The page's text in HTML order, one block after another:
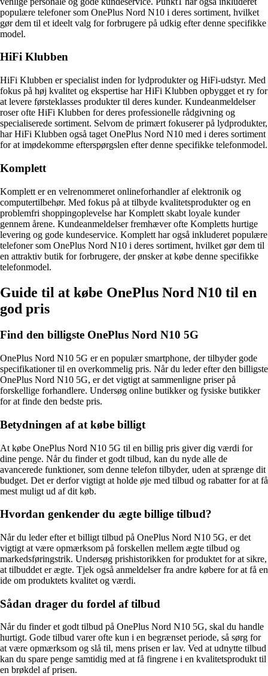
populære telefoner som OnePlus Nord N10 i deres sortiment, hvilket
gør dem til et ideelt valg for forbrugere på udkig efter denne specifikke
model.
HiFi Klubben
HiFi Klubben er specialist inden for lydprodukter og HiFi-udstyr. Med
fokus på høj kvalitet og ekspertise har HiFi Klubben opbygget et ry for
at levere førsteklasses produkter til deres kunder. Kundeanmeldelser
roser ofte HiFi Klubben for deres professionelle rådgivning og
specialiserede sortiment. Selvom de primært fokuserer på lydprodukter,
har HiFi Klubben også taget OnePlus Nord N10 med i deres sortiment
for at imødekomme efterspørgslen efter denne specifikke telefonmodel.
Komplett
Komplett er en velrenommeret onlineforhandler af elektronik og
computertilbehør. Med fokus på at tilbyde kvalitetsprodukter og en
problemfri shoppingoplevelse har Komplett skabt loyale kunder
gennem årene. Kundeanmeldelser fremhæver ofte Kompletts hurtige
levering og gode kundeservice. Komplett har også inkluderet populære
telefoner som OnePlus Nord N10 i deres sortiment, hvilket gør dem til
en attraktiv butik for forbrugere, der ønsker at købe denne specifikke
telefonmodel.
Guide til at købe OnePlus Nord N10 til en
god pris
Find den billigste OnePlus Nord N10 5G
OnePlus Nord N10 5G er en populær smartphone, der tilbyder gode
specifikationer til en overkommelig pris. Når du leder efter den billigste
OnePlus Nord N10 5G, er det vigtigt at sammenligne priser på
forskellige forhandlere. Undersøg online butikker og fysiske butikker
for at finde den bedste pris.
Betydningen af at købe billigt
At købe OnePlus Nord N10 5G til en billig pris giver dig værdi for
dine penge. Når du finder et godt tilbud, kan du nyde alle de
avancerede funktioner, som denne telefon tilbyder, uden at sprænge dit
budget. Det er derfor vigtigt at holde øje med tilbud og rabatter for at få
mest muligt ud af dit køb.
Hvordan genkender du ægte billige tilbud?
Når du leder efter et billigt tilbud på OnePlus Nord N10 5G, er det
vigtigt at være opmærksom på forskellen mellem ægte tilbud og
markedsføringstrik. Undersøg prishistorikken for produktet for at sikre,
at tilbuddet er ægte. Tjek også anmeldelser fra andre købere for at få en
ide om produktets kvalitet og værdi.
Sådan drager du fordel af tilbud
Når du finder et godt tilbud på OnePlus Nord N10 5G, skal du handle
hurtigt. Gode tilbud varer ofte kun i en begrænset periode, så sørg for
at være opmærksom og slå til, mens prisen er lav. Ved at udnytte tilbud
kan du spare penge samtidig med at få fingrene i en kvalitetsprodukt til
en brøkdel af prisen.